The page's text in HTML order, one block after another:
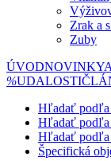
Zrak a
Zuby
ÚVODNOVINKY
%UDALOSTI
Hľadať podľa
Hľadať podľa
Hľadať podľa
Špecifická